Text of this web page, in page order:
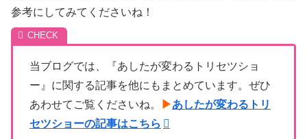
参考にしてみてくださいね！
当ブログでは、『あしたが変わるトリセツショ
ー』に関する記事を他にもまとめています。ぜひ
あわせてご覧くださいね。
▶あしたが変わるトリ
セツショーの記事はこちら